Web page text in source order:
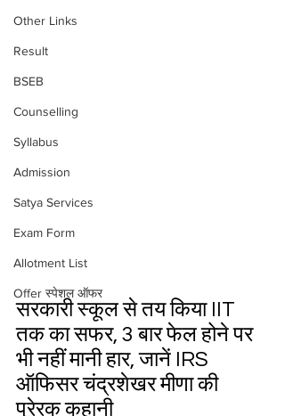
Other Links
Result
BSEB
Counselling
Syllabus
Admission
Satya Services
Exam Form
Allotment List
Offer स्पेशल ऑफर
सरकारी स्कूल से तय किया IIT
तक का सफर, 3 बार फेल होने पर
भी नहीं मानी हार, जानें IRS
ऑफिसर चंद्रशेखर मीणा की
प्रेरक कहानी